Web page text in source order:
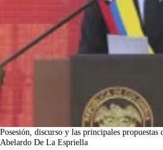
Posesión, discurso y las principales propuestas
Abelardo De La Espriella